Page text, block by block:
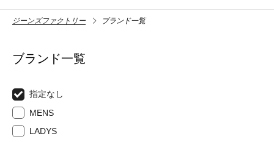
ジーンズファクトリー ブランド一覧
ブランド一覧
指定なし
MENS
LADYS